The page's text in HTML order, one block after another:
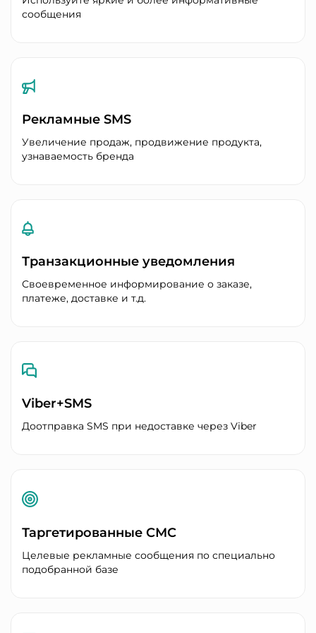
сообщения
Рекламные SMS
Увеличение продаж, продвижение продукта,
узнаваемость бренда
Транзакционные уведомления
Своевременное информирование о заказе,
платеже, доставке и т.д.
Viber+SMS
Доотправка SMS при недоставке через Viber
Таргетированные СМС
Целевые рекламные сообщения по специально
подобранной базе